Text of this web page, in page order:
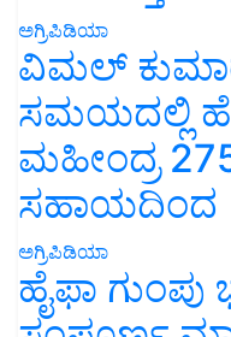
ಅಗ್ರಿಪಿಡಿಯಾ
ವಿಮಲ್
ಸಮಯದಲ್ಲಿ
ಮಹೀಂದ್ರ
ಸಹಾಯದಿಂದ
ಅಗ್ರಿಪಿಡಿಯಾ
ಹೈಫಾ ಗುಂಪು